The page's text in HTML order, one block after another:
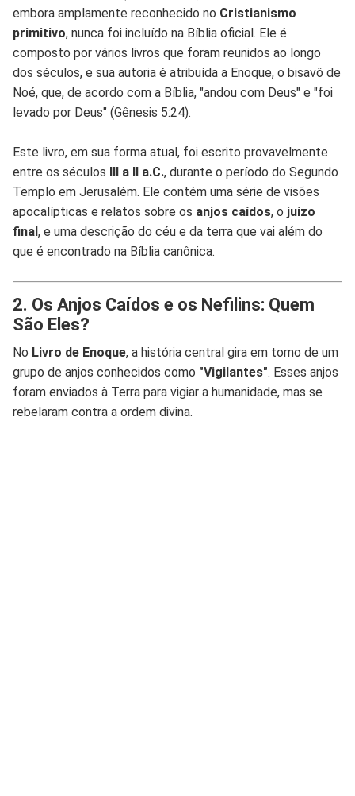
embora amplamente reconhecido no Cristianismo
primitivo, nunca foi incluído na Bíblia oficial. Ele é
composto por vários livros que foram reunidos ao longo
dos séculos, e sua autoria é atribuída a Enoque, o bisavô de
Noé, que, de acordo com a Bíblia, "andou com Deus" e "foi
levado por Deus" (Gênesis 5:24).
Este livro, em sua forma atual, foi escrito provavelmente
entre os séculos III a II a.C., durante o período do Segundo
Templo em Jerusalém. Ele contém uma série de visões
apocalípticas e relatos sobre os anjos caídos, o juízo
final, e uma descrição do céu e da terra que vai além do
que é encontrado na Bíblia canônica.
2. Os Anjos Caídos e os Nefilins: Quem
São Eles?
No Livro de Enoque, a história central gira em torno de um
grupo de anjos conhecidos como "Vigilantes". Esses anjos
foram enviados à Terra para vigiar a humanidade, mas se
rebelaram contra a ordem divina.